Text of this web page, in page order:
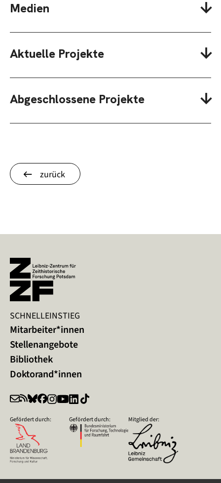
Medien
Aktuelle Projekte
Abgeschlossene Projekte
zurück
SCHNELLEINSTIEG
Mitarbeiter*innen
Stellenangebote
Bibliothek
Doktorand*innen
Gefördert durch: Gefördert durch: Mitglied der: